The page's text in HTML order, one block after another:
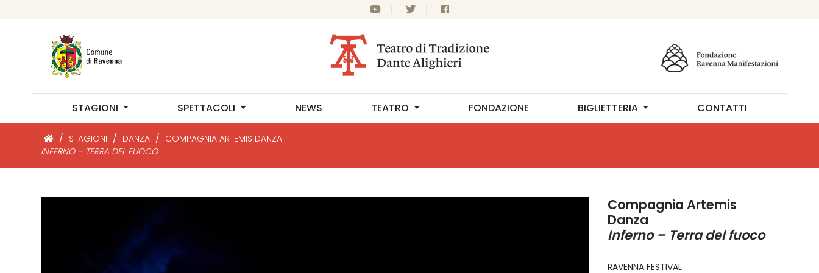
| |
STAGIONI SPETTACOLI NEWS TEATRO FONDAZIONE BIGLIETTERIA CONTATTI
/ STAGIONI / DANZA / COMPAGNIA ARTEMIS DANZA
INFERNO – TERRA DEL FUOCO
Compagnia Artemis
Danza
Inferno – Terra del fuoco
RAVENNA FESTIVAL